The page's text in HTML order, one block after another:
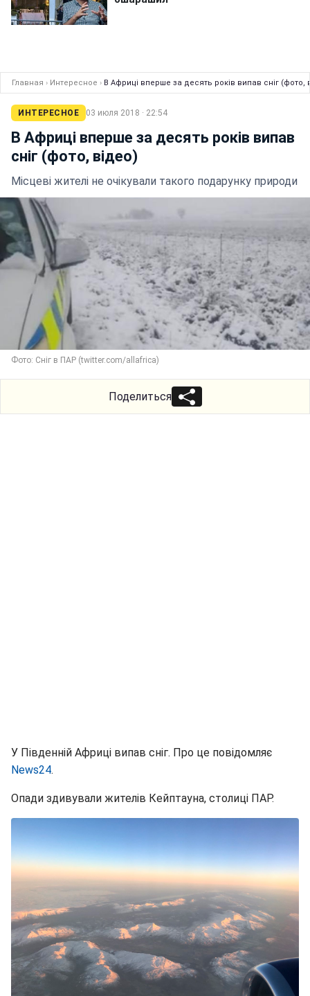
Главная › Интересное › В Африці вперше за десять років випав сніг (фото,
ИНТЕРЕСНОЕ 03 июля 2018 · 22:54
В Африці вперше за десять років випав
сніг (фото, відео)
Місцеві жителі не очікували такого подарунку природи
Фото: Сніг в ПАР (twitter.com/allafrica)
Поделиться
У Південній Африці випав сніг. Про це повідомляє
News24.
Опади здивували жителів Кейптауна, столиці ПАР.